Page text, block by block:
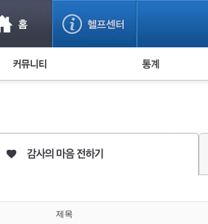
사기 예방했어요!
사기방지 아이디어
전문가 칼럼
누적 피해사례 통계
제목